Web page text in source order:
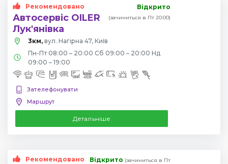
Рекомендовано
Автосервіс OILER
Лук'янівка
Відкрито
(зачиниться в Пт 20:00)
3км, вул. Нагірна 47, Київ
Пн-Пт 08:00 – 20:00 Сб 09:00 – 20:00 Нд
09:00 – 19:00
Зателефонувати
Маршрут
Детальніше
Рекомендовано Відкрито (зачиниться в Пт